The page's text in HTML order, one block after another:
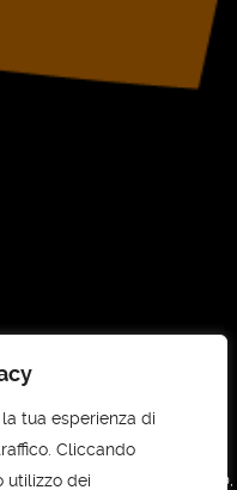
tua esperienza di
Cliccando
utilizzo deiVia Vittorio Veneto, 30,